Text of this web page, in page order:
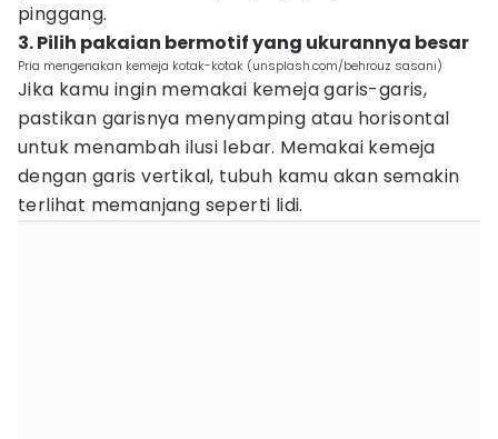
pinggang.
3. Pilih pakaian bermotif yang ukurannya besar
Pria mengenakan kemeja kotak-kotak (unsplash.com/behrouz sasani)
Jika kamu ingin memakai kemeja garis-garis,
pastikan garisnya menyamping atau horisontal
untuk menambah ilusi lebar. Memakai kemeja
dengan garis vertikal, tubuh kamu akan semakin
terlihat memanjang seperti lidi.